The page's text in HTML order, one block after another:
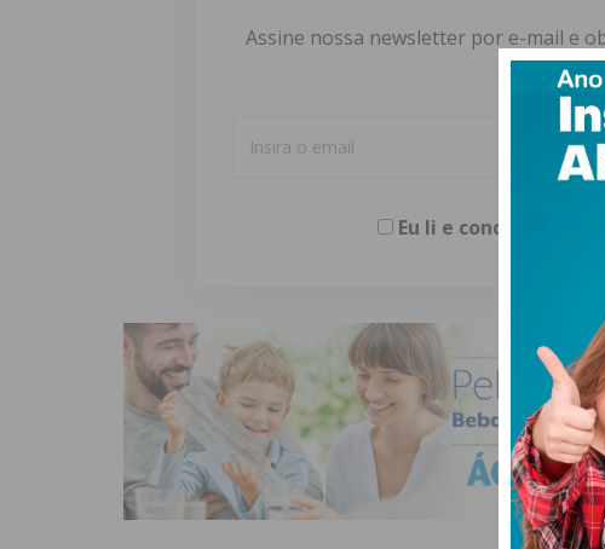
Assine nossa newsletter por e-mail e
Eu li e concordo com